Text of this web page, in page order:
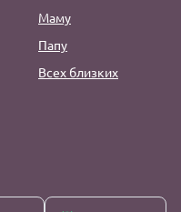
Маму
Папу
Всех близких